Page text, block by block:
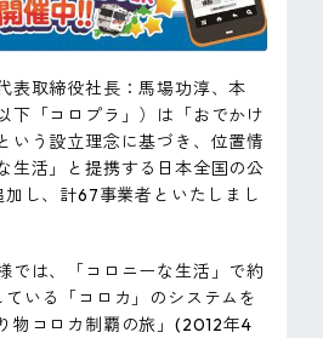
表取締役社長：馬場功淳、本
下「コロプラ」）は「おでかけ
いう設立理念に基づき、位置情
生活」と提携する日本全国の公
し、計67事業者といたしまし
では、「コロニーな生活」で約
いる「コロカ」のシステムを
物コロカ制覇の旅」(2012年4